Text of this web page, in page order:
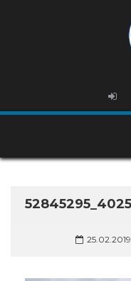
25.02.2019